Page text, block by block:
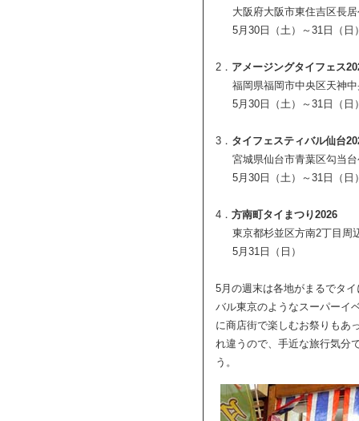
大阪府大阪市東住吉区長
5月30日（土）～31日（日
2． アメージングタイフェス
福岡県福岡市中央区天神
5月30日（土）～31日（日
3． タイフェスティバル仙台
宮城県仙台市青葉区勾当
5月30日（土）～31日（日
4． 方南町タイまつり2026
東京都杉並区方南2丁目周
5月31日（日）
5月の週末は各地がまるでタ
バル東京のようなスーパーイ
に商店街で楽しむお祭りもあ
れ違うので、手近な旅行気分
う。